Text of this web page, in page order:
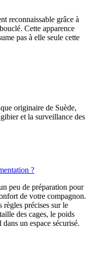
reconnaissable grâce à
Cette apparence
pas à elle seule cette
originaire de Suède,
et la surveillance des
?
peu de préparation pour
de votre compagnon.
précises sur le
des cages, le poids
un espace sécurisé.